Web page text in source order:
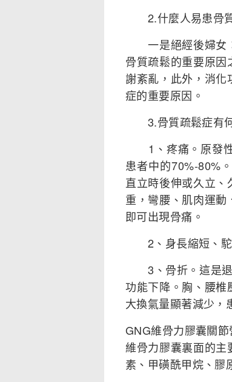
2.什麼人易患骨
一是絕經後婦女
骨質疏鬆的重要原
謝紊亂，此外，消
症的重要原因。
3.骨質疏鬆症有
1、疼痛。原發性
患者中的70%-80%
直立時後伸或久立
重，彎腰、肌肉運
即可出現骨痛。
2、身長縮短、駝
3、骨折。這是退
功能下降。胸、腰椎
大換氣量顯著減少，
GNG維骨力膠囊關
維骨力膠囊裏面的主
素、甲磺酰甲烷、膠